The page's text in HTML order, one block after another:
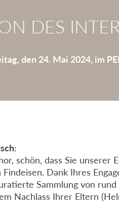
DES
den 24. Mai 2024, im
schön, dass Sie
Dank Ihres
Sammlung von
Nachlass Ihrer Eltern